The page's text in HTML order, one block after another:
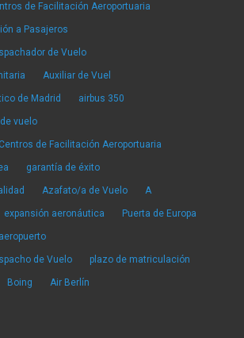
de Facilitación Aeroportuaria
a Pasajeros
de Vuelo
Auxiliar de Vuel
de Madrid airbus 350
vuelo
de Facilitación Aeroportuaria
garantía de éxito
Azafato/a de Vuelo A
expansión aeronáutica Puerta de Europa
de Vuelo plazo de matriculación
Boing Air Berlín